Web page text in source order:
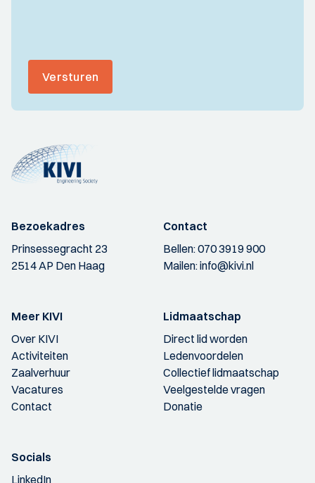
Versturen
Bezoekadres
Prinsessegracht 23
2514 AP Den Haag
Contact
Bellen:070 3919 900
Mailen:info@kivi.nl
Meer KIVI
Over KIVI
Activiteiten
Zaalverhuur
Vacatures
Contact
Lidmaatschap
Direct lid worden
Ledenvoordelen
Collectief lidmaatschap
Veelgestelde vragen
Donatie
Socials
LinkedIn